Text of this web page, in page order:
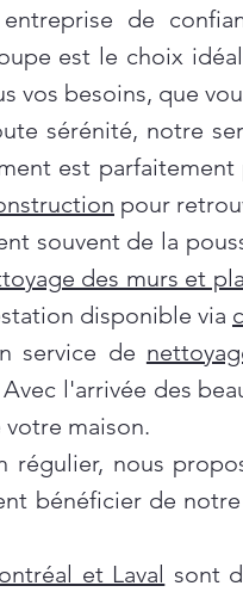
de
est le choix
vos besoins, que
sérénité, notre
est
pour
souvent de la
des murs et
disponible via
service de
l'arrivée des
maison.
régulier, nous
bénéficier de
et Laval sont